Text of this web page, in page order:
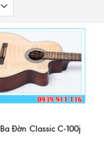
Đờn Classic C-100j